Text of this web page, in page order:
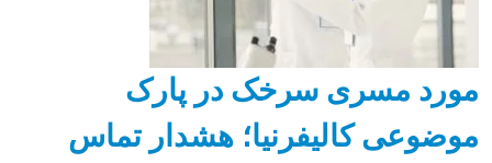
مورد مسری سرخک در پارک
موضوعی کالیفرنیا؛ هشدار تماس